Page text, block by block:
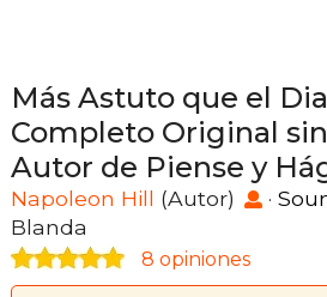
Más Astuto que el
Completo Original
Autor de Piense y
Libro Sobre el Éxito
Napoleon Hill (Autor) ·
Blanda
8 opiniones